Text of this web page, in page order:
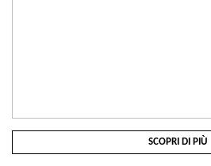
SCOPRI DI PIÙ